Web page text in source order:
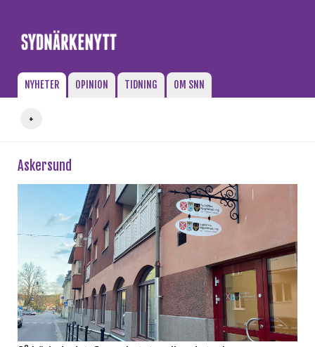
NYHETER OPINION TIDNING OM SNN
+
Askersund